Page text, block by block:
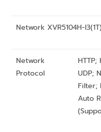
Network XVR5104H-I3(1T)
Network
Protocol
HTTP;
UDP;
Filter;
Auto